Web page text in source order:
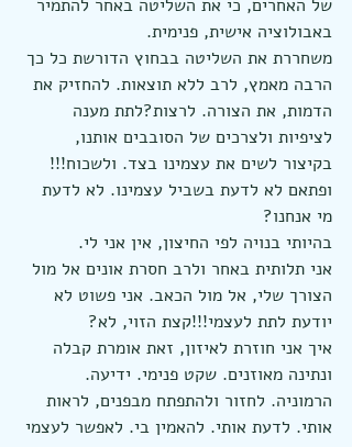
של האחרים, כי את השליטה באחר להתמיר
באבולוציה אישית, פנימית.
משחררת את השליטה בבחוץ הדורשת כל כך
הרבה מאמץ, לרב ללא תוצאות. להחזיק את
הדמות, את הצורה. לרצות?לתת מענה
לציפיות ולצרכים של הסובבים אותנו,
בקיצור לשים את עצמינו בצד. ולשכוח!!!
ופתאם לא לדעת בשביל עצמינו. לא לדעת
מי אנחנו?
בהיותי בנויה לפי החיצון, אין אני לי.
אני תלותית באחר ולרב חסרת אונים אל מול
הצורך שלי, אל מול הכאב. אני פשוט לא
יודעת לתת לעצמי!!!קצת הזוי, לא?
איך אני חוזרת לאיזון, זאת אומרת קבלה
ונתינה מאוזנים. שקט פנימי. ידיעה.
הרמוניה. לחזור ולהתפתח מבפנים, לראות
אותי. לדעת אותי. להאמין בי. לאפשר לעצמי